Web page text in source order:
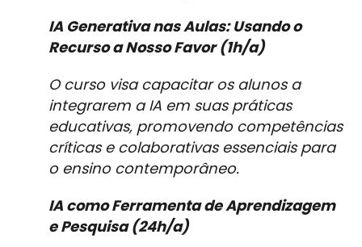
IA Generativa nas Aulas: Usando o
Recurso a Nosso Favor (1h/a)
O curso visa capacitar os alunos a
integrarem a IA em suas práticas
educativas, promovendo competências
críticas e colaborativas essenciais para
o ensino contemporâneo.
IA como Ferramenta de Aprendizagem
e Pesquisa (24h/a)